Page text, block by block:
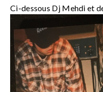
Ci-dessous Dj Mehdi et